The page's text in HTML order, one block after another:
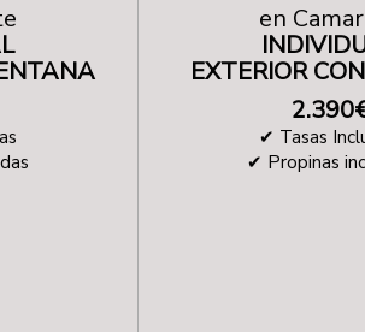
en
EXTERIOR
2.390
✔ Tasas
✔ Propinas